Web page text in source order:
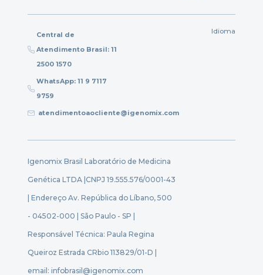
Central de
Atendimento Brasil: 11
2500 1570
WhatsApp: 11 9 7117
9759
atendimentoaocliente@igenomix.com
Idioma
Igenomix Brasil Laboratório de Medicina
Genética LTDA |CNPJ 19.555.576/0001-43
| Endereço Av. República do Líbano, 500
- 04502-000 | São Paulo - SP |
Responsável Técnica: Paula Regina
Queiroz Estrada CRbio 113829/01-D |
email: infobrasil@igenomix.com